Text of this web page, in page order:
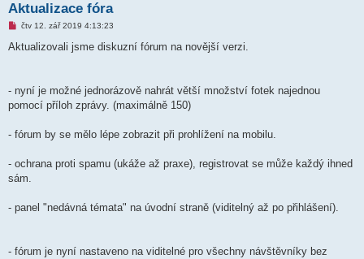
Aktualizace fóra
N
v
s
p
e
čtv 12. zář 2019 4:13:23
Aktualizovali jsme diskuzní fórum na novější verzi.
- nyní je možné jednorázově nahrát větší množství fotek najednou
pomocí příloh zprávy. (maximálně 150)
- fórum by se mělo lépe zobrazit při prohlížení na mobilu.
- ochrana proti spamu (ukáže až praxe), registrovat se může každý ihned
sám.
- panel "nedávná témata" na úvodní straně (viditelný až po přihlášení).
- fórum je nyní nastaveno na viditelné pro všechny návštěvníky bez